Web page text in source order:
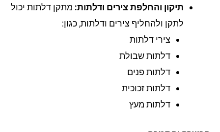
תיקון והחלפת צירים ודלתות:מתקן דלתות יכול
לתקן ולהחליף צירים ודלתות, כגון:
צירי דלתות
דלתות שבולת
דלתות פנים
דלתות זכוכית
דלתות מעץ